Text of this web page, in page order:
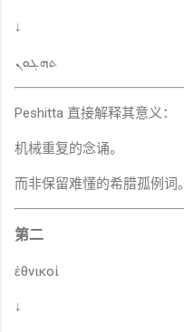
↓
ܬܗܓܘܢ
Peshitta 直接解释其意义：
机械重复的念诵。
而非保留难懂的希腊孤例词。
第二
ἐθνικοί
↓